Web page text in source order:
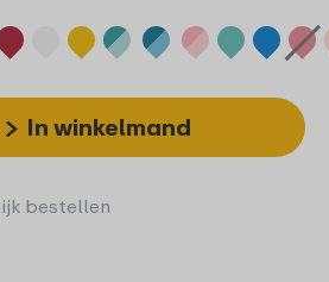
In winkelmand
bestellen